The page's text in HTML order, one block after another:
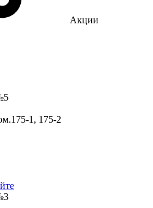
Акции
1, 175-2